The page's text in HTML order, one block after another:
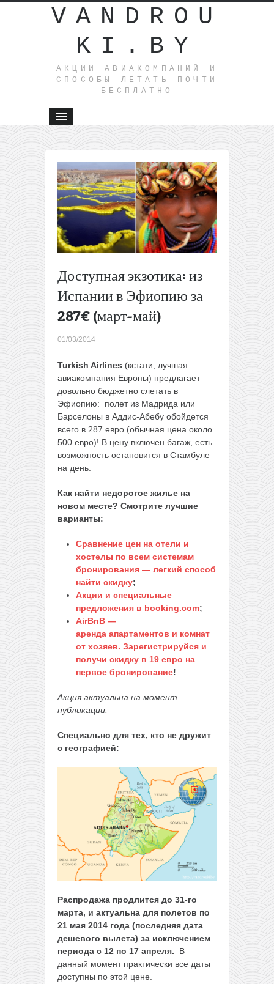
VANDROU
KI.BY
АКЦИИ АВИАКОМПАНИЙ И
СПОСОБЫ ЛЕТАТЬ ПОЧТИ
БЕСПЛАТНО
Доступная экзотика: из
Испании в Эфиопию за
287€ (март-май)
01/03/2014
Turkish Airlines (кстати, лучшая
авиакомпания Европы) предлагает
довольно бюджетно слетать в
Эфиопию: полет из Мадрида или
Барселоны в Аддис-Абебу обойдется
всего в 287 евро (обычная цена около
500 евро)! В цену включен багаж, есть
возможность остановится в Стамбуле
на день.
Как найти недорогое жилье на
новом месте? Смотрите лучшие
варианты:
Сравнение цен на отели и
хостелы по всем системам
бронирования — легкий способ
найти скидку;
Акции и специальные
предложения в booking.com;
AirBnB —
аренда апартаментов и комнат
от хозяев. Зарегистрируйся и
получи скидку в 19 евро на
первое бронирование!
Акция актуальна на момент
публикации.
Специально для тех, кто не дружит
с географией:
Распродажа продлится до 31-го
марта, и актуальна для полетов по
21 мая 2014 года (последняя дата
дешевого вылета) за исключением
периода с 12 по 17 апреля. В
данный момент практически все даты
доступны по этой цене.
Megabus:
автобусы
по США
за 1$
(апрель-
май)
El Al: из
101€ (до